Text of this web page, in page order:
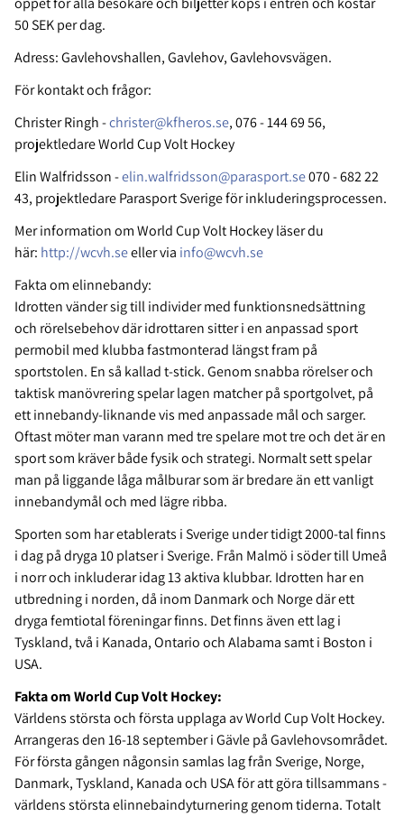
50 SEK per dag.
Adress: Gavlehovshallen, Gavlehov, Gavlehovsvägen.
För kontakt och frågor:
Christer Ringh -christer@kfheros.se, 076 - 144 69 56,
projektledare World Cup Volt Hockey
Elin Walfridsson -elin.walfridsson@parasport.se070 - 682 22
43, projektledare Parasport Sverige för inkluderingsprocessen.
Mer information om World Cup Volt Hockey läser du
här: http://wcvh.seeller via info@wcvh.se
Fakta om elinnebandy:
Idrotten vänder sig till individer med funktionsnedsättning
och rörelsebehov där idrottaren sitter i en anpassad sport
permobil med klubba fastmonterad längst fram på
sportstolen. En så kallad t-stick. Genom snabba rörelser och
taktisk manövrering spelar lagen matcher på sportgolvet, på
ett innebandy-liknande vis med anpassade mål och sarger.
Oftast möter man varann med tre spelare mot tre och det är en
sport som kräver både fysik och strategi. Normalt sett spelar
man på liggande låga målburar som är bredare än ett vanligt
innebandymål och med lägre ribba.
Sporten som har etablerats i Sverige under tidigt 2000-tal finns
i dag på dryga 10 platser i Sverige. Från Malmö i söder till Umeå
i norr och inkluderar idag 13 aktiva klubbar. Idrotten har en
utbredning i norden, då inom Danmark och Norge där ett
dryga femtiotal föreningar finns. Det finns även ett lag i
Tyskland, två i Kanada, Ontario och Alabama samt i Boston i
USA.
Fakta om World Cup Volt Hockey:
Världens största och första upplaga av World Cup Volt Hockey.
Arrangeras den 16-18 september i Gävle på Gavlehovsområdet.
För första gången någonsin samlas lag från Sverige, Norge,
Danmark, Tyskland, Kanada och USA för att göra tillsammans -
världens största elinnebaindyturnering genom tiderna. Totalt